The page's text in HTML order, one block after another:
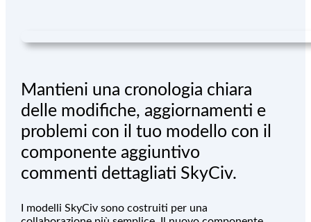
Mantieni una cronologia chiara
delle modifiche, aggiornamenti e
problemi con il tuo modello con il
componente aggiuntivo
commenti dettagliati SkyCiv.
I modelli SkyCiv sono costruiti per una